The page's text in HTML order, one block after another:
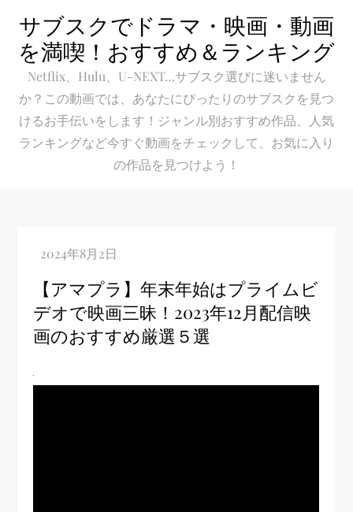
content
サブスクでドラマ・映画・動画
を満喫！おすすめ＆ランキング
Netflix、Hulu、U-NEXT…サブスク選びに迷いません
か？この動画では、あなたにぴったりのサブスクを見つ
けるお手伝いをします！ジャンル別おすすめ作品、人気
ランキングなど今すぐ動画をチェックして、お気に入り
の作品を見つけよう！
【アマプラ】年末年始はプライムビ
デオで映画三昧！2023年12月配信映
画のおすすめ厳選５選